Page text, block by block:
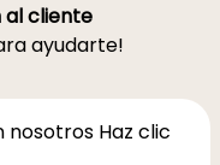
al cliente
ayudarte!
Haz clic